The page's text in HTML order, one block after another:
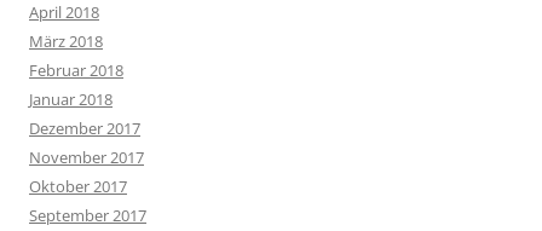
April 2018
März 2018
Februar 2018
Januar 2018
Dezember 2017
November 2017
Oktober 2017
September 2017